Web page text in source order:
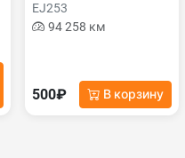
EJ253
94 258 км
500₽ В корзину